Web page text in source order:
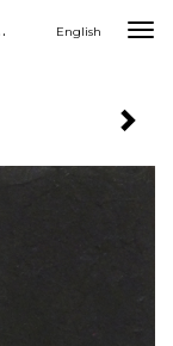
- Jasmijn English